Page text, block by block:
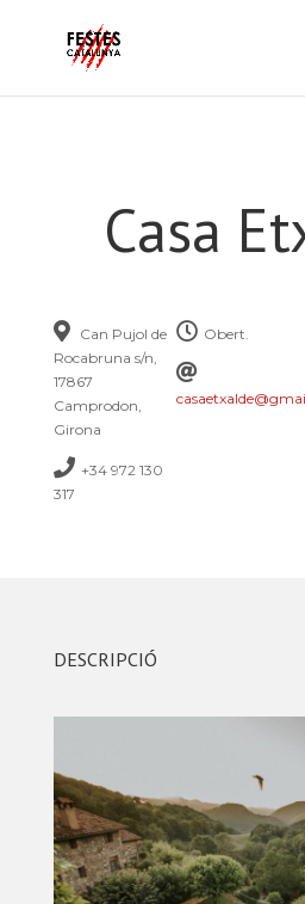
Casa
Can Pujol de
Rocabruna s/n,
17867
Camprodon,
Girona
+34 972 130
317
Obert.
DESCRIPCIÓ